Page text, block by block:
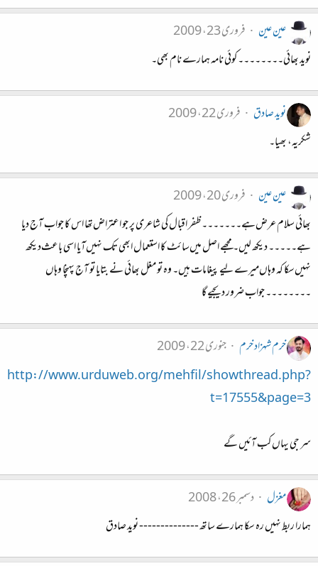
عین عین
فروری 23، 2009
نوید بھائی۔۔۔۔۔۔۔۔ کوئی نامہ ہمارے نام بھی۔
نوید صادق
فروری 22، 2009
شکریہ، بھیا۔
عین عین
فروری 20، 2009
بھائی سلام عرض‌ہے۔۔۔۔۔۔۔ ظفر اقبال کی شاعری پر جو اعتراض‌تھا اس کا جواب آج دیا
ہے۔۔۔۔۔ دیکھ لیں۔ مجھے اصل میں‌سائٹ کا استعمال ابھی تک نہیں‌آیا اسی باعث‌دیکھ
نہیں‌سکا کہ وہاں‌میرے لیے پیغامات ہیں۔ وہ تو مغل بھائی نے بتایا تو آج پہنچا وہاں
۔۔۔۔۔۔۔۔ جواب ضرور دیجیے گا
خرم شہزاد خرم
جنوری 22، 2009
http://www.urduweb.org/mehfil/showthread.php?
t=17555&page=3
سر جی یہاں کب آئیں گے
مغزل
دسمبر 26، 2008
ہمارا ربط نہیں رہ سکا ہمارے ساتھ -------------- نوید صادق